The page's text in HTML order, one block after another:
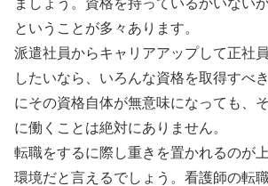
ましょう。資格を持っているかいない
ということが多々あります。
派遣社員からキャリアアップして正社
したいなら、いろんな資格を取得すべ
にその資格自体が無意味になっても、
に働くことは絶対にありません。
転職をするに際し重きを置かれるのが
環境だと言えるでしょう。看護師の転